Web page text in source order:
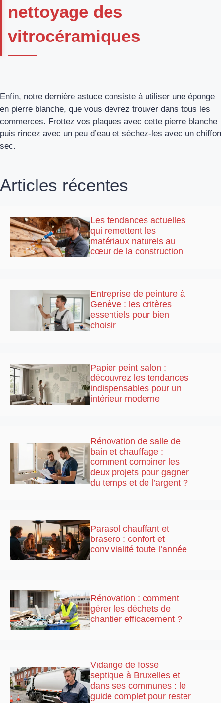
nettoyage des
vitrocéramiques
Enfin, notre dernière astuce consiste à utiliser une éponge
en pierre blanche, que vous devrez trouver dans tous les
commerces. Frottez vos plaques avec cette pierre blanche
puis rincez avec un peu d’eau et séchez-les avec un chiffon
sec.
Articles récentes
Les tendances actuelles
qui remettent les
matériaux naturels au
cœur de la construction
Entreprise de peinture à
Genève : les critères
essentiels pour bien
choisir
Papier peint salon :
découvrez les tendances
indispensables pour un
intérieur moderne
Rénovation de salle de
bain et chauffage :
comment combiner les
deux projets pour gagner
du temps et de l’argent ?
Parasol chauffant et
brasero : confort et
convivialité toute l’année
Rénovation : comment
gérer les déchets de
chantier efficacement ?
Vidange de fosse
septique à Bruxelles et
dans ses communes : le
guide complet pour rester